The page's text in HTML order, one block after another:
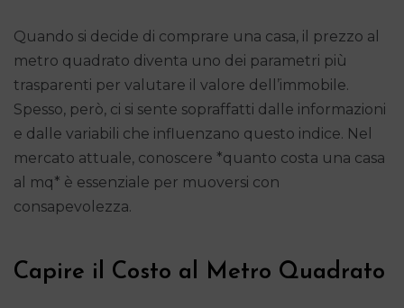
Quando si decide di comprare una casa, il prezzo al
metro quadrato diventa uno dei parametri più
trasparenti per valutare il valore dell’immobile.
Spesso, però, ci si sente sopraffatti dalle informazioni
e dalle variabili che influenzano questo indice. Nel
mercato attuale, conoscere *quanto costa una casa
al mq* è essenziale per muoversi con
consapevolezza.
Capire il Costo al Metro Quadrato